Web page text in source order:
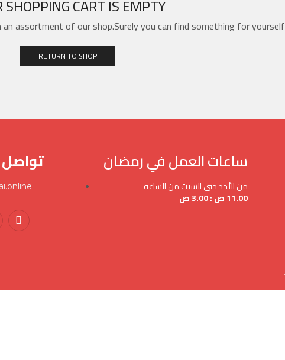
SHOPPING CART IS EMPTY
assortment of our shop.Surely you can find something for yourself!
RETURN TO SHOP
ساعات العمل في رمضان
من الأحد حتى السبت من الساعه
11.00 ص : 3.00 ص